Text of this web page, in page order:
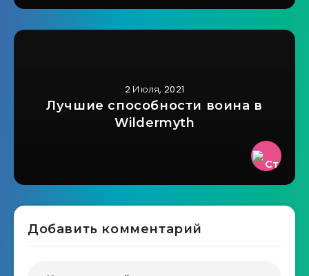
2 Июля, 2021
Лучшие способности воина в
Wildermyth
Добавить комментарий